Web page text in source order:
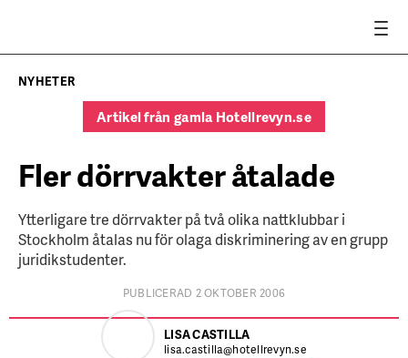
NYHETER
Artikel från gamla Hotellrevyn.se
Fler dörrvakter åtalade
Ytterligare tre dörrvakter på två olika nattklubbar i
Stockholm åtalas nu för olaga diskriminering av en grupp
juridikstudenter.
PUBLICERAD 2 OKTOBER 2006
LISA CASTILLA
lisa.castilla@hotellrevyn.se